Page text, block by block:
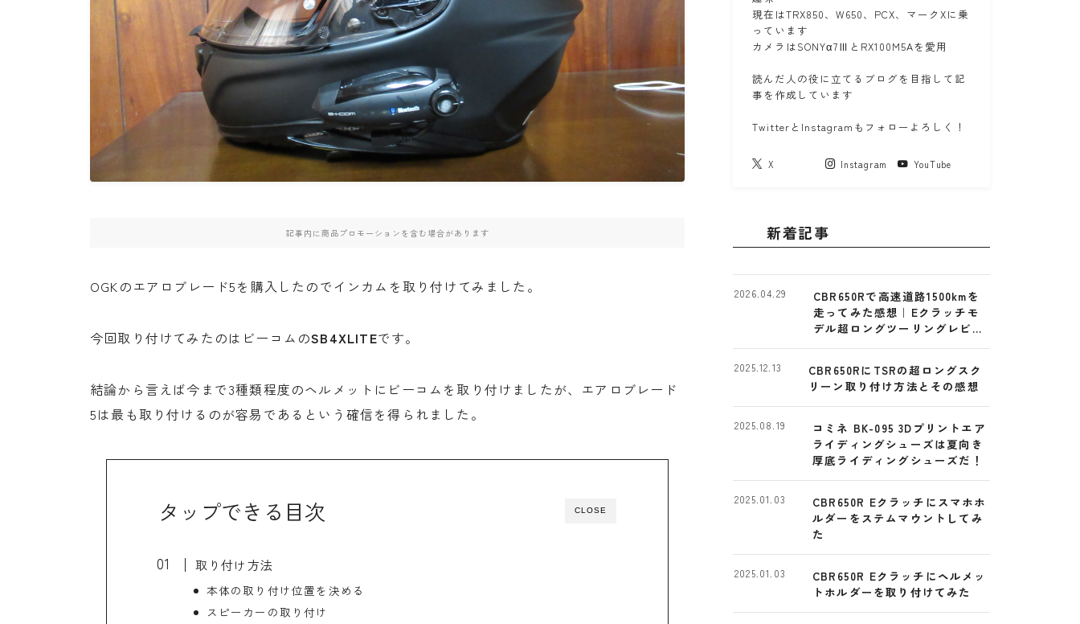
・PCX(JK05）
・W800
・北海道ツーリング
記事内に商品プロモーションを含む場合があります
OGKのエアロブレード5を購入したのでインカムを取り付けてみました。
今回取り付けてみたのはビーコムのSB4XLITEです。
結論から言えば今まで3種類程度のヘルメットにビーコムを取り付けましたが、エアロブレード
5は最も取り付けるのが容易であるという確信を得られました。
CLOSE
タップできる目次
取り付け方法
本体の取り付け位置を決める
スピーカーの取り付け
現在はTRX850、W650、PCX、マークXに乗
っています
カメラはSONYα7ⅢとRX100M5Aを愛用
読んだ人の役に立てるブログを目指して記
事を作成しています
TwitterとInstagramもフォローよろしく！
X Instagram YouTube
新着記事
CBR650Rで高速道路1500kmを
走ってみた感想｜Eクラッチモ
デル超ロングツーリングレビュ
ー
2026.04.29
CBR650RにTSRの超ロングスク
リーン取り付け方法とその感想
2025.12.13
コミネ BK-095 3Dプリントエア
ライディングシューズは夏向き
厚底ライディングシューズだ！
2025.08.19
CBR650R Eクラッチにスマホホ
ルダーをステムマウントしてみ
た
2025.01.03
CBR650R Eクラッチにヘルメッ
トホルダーを取り付けてみた
2025.01.03